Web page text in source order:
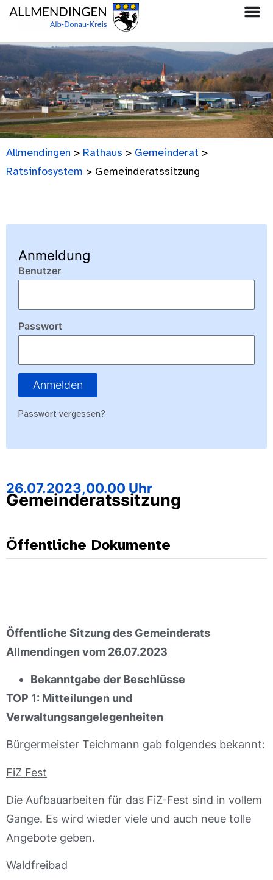
Allmendingen > Rathaus > Gemeinderat >
Ratsinfosystem > Gemeinderatssitzung
26.07.2023,00.00 Uhr
Gemeinderatssitzung
Öffentliche Dokumente
Öffentliche Sitzung des Gemeinderats
Allmendingen vom 26.07.2023
Bekanntgabe der Beschlüsse
TOP 1: Mitteilungen und
Verwaltungsangelegenheiten
Bürgermeister Teichmann gab folgendes bekannt:
FiZ Fest
Die Aufbauarbeiten für das FiZ-Fest sind in vollem
Gange. Es wird wieder viele und auch neue tolle
Angebote geben.
Waldfreibad
Anmeldung
Benutzer
Passwort
Anmelden
Passwort vergessen?